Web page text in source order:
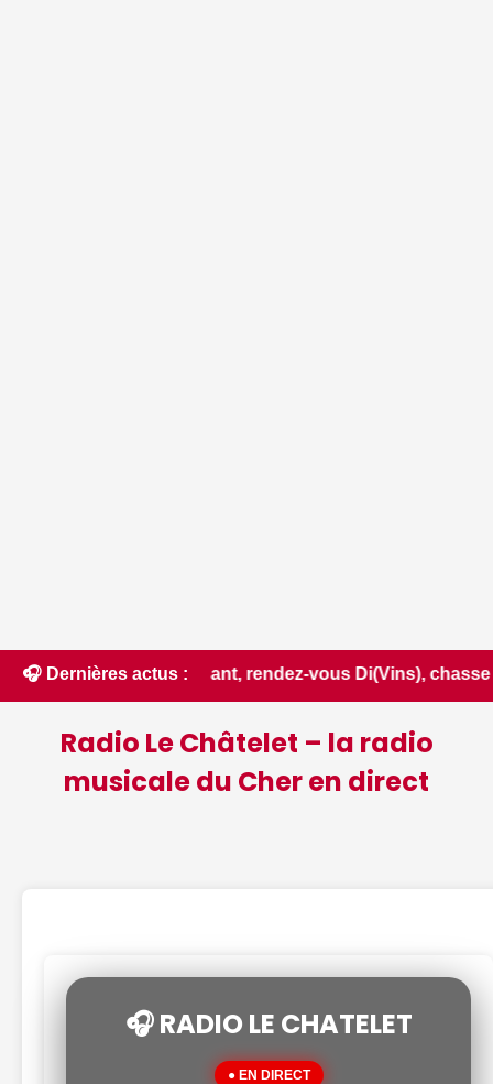
🎧 Dernières actus :
rendez-vous Di(Vins), chasse au trésor
Radio Le Châtelet – la radio
musicale du Cher en direct
🎧 RADIO LE CHATELET
● EN DIRECT